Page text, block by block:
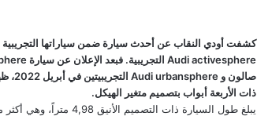
كشفت أودي النقاب عن أحدث سيارة ضمن سياراتها التجريبية
ذات الأربعة أبواب بتصميم متغير الهيكل.
يبلغ طول السيارة ذات